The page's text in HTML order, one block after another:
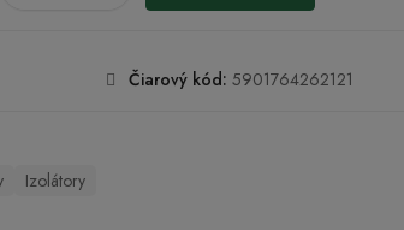
Čiarový kód: 5901764262121
Izolátory